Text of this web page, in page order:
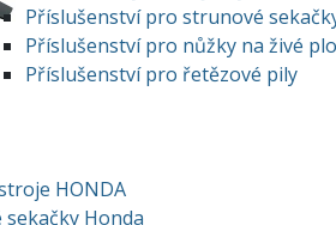
Příslušenství pro strunové
Příslušenství pro nůžky na živé
Příslušenství pro řetězové pily
HONDA
Honda